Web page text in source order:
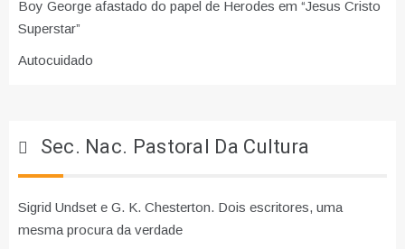
Boy George afastado do papel de Herodes em “Jesus Cristo
Superstar”
Autocuidado
Sec. Nac. Pastoral Da Cultura
Sigrid Undset e G. K. Chesterton. Dois escritores, uma
mesma procura da verdade